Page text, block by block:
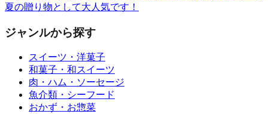
夏の贈り物として大人気です！
ジャンルから探す
スイーツ・洋菓子
和菓子・和スイーツ
肉・ハム・ソーセージ
魚介類・シーフード
おかず・お惣菜